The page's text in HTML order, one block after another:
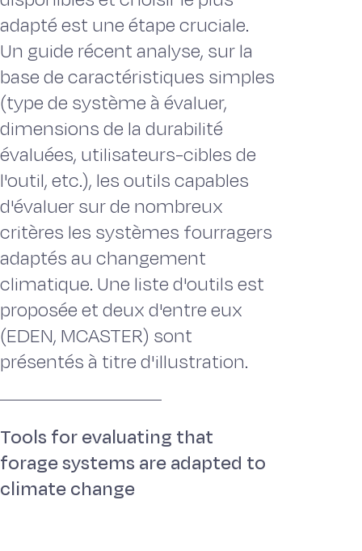
adapté est une étape cruciale.
Un guide récent analyse, sur la
base de caractéristiques simples
(type de système à évaluer,
dimensions de la durabilité
évaluées, utilisateurs-cibles de
l'outil, etc.), les outils capables
d'évaluer sur de nombreux
critères les systèmes fourragers
adaptés au changement
climatique. Une liste d'outils est
proposée et deux d'entre eux
(EDEN, MCASTER) sont
présentés à titre d'illustration.
Tools for evaluating that
forage systems are adapted to
climate change